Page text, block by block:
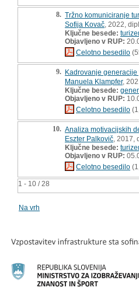
1 - 10 / 28
8. Tržno komuniciranje
Sofija Kovač , 2022,
Ključne besede:
Objavljeno v RUP:
Celotno besedilo
9. Kadrovanje
Manuela Klampfer,
Ključne besede:
Objavljeno v RUP:
Celotno besedilo
10. Analiza motivacijskih
Eszter Palkovič ,
Ključne besede:
Objavljeno v RUP:
Celotno besedilo
Na vrh